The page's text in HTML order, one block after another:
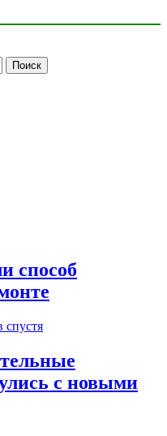
способ
спустя
с новыми